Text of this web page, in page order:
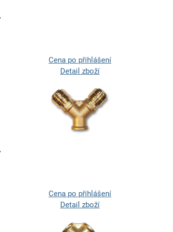
Cena po přihlášení
Detail zboží
Cena po přihlášení
Detail zboží